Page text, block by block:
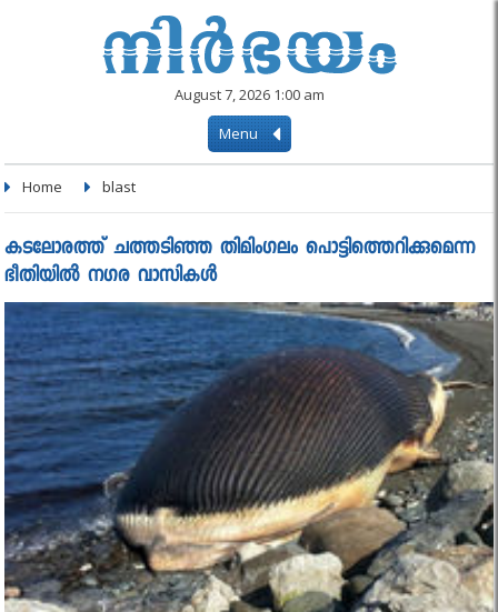
August 7, 2026 1:00 am
Menu
Home blast
കടലോരത്ത് ചത്തടിഞ്ഞ തിമിംഗലം പൊട്ടിത്തെറിക്കുമെന്ന
ഭീതിയില്‍ നഗര വാസികൾ